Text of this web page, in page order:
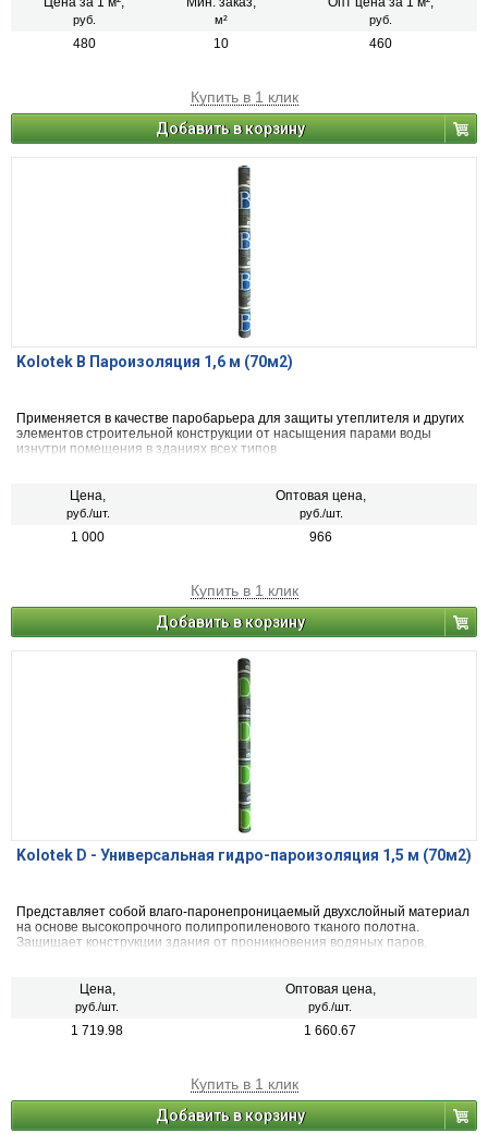
руб. м² руб.
480 10 460
Купить в 1 клик
Добавить в корзину
Kolotek B Пароизоляция 1,6 м (70м2)
Применяется в качестве паробарьера для защиты утеплителя и других
элементов строительной конструкции от насыщения парами воды
изнутри помещения в зданиях всех типов
Цена,
руб./шт.
Оптовая цена,
руб./шт.
1 000 966
Купить в 1 клик
Добавить в корзину
Kolotek D - Универсальная гидро-пароизоляция 1,5 м (70м2)
Представляет собой влаго-паронепроницаемый двухслойный материал
на основе высокопрочного полипропиленового тканого полотна.
Защищает конструкции здания от проникновения водяных паров,
Цена,
руб./шт.
Оптовая цена,
руб./шт.
1 719.98 1 660.67
Купить в 1 клик
Добавить в корзину